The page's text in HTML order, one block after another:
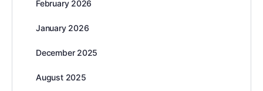
February 2026
January 2026
December 2025
August 2025